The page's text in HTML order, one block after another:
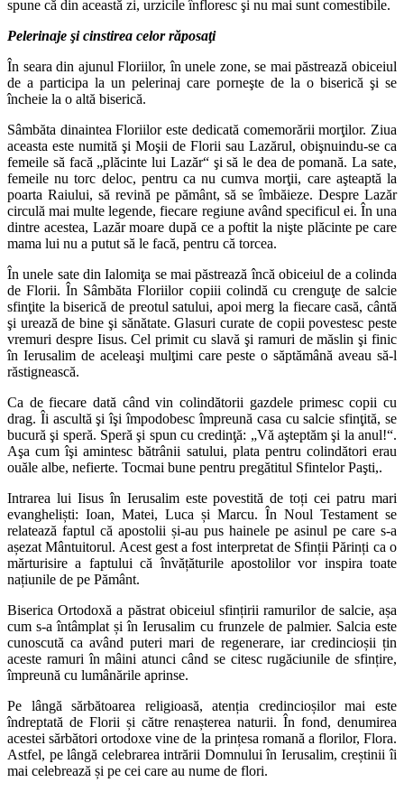
spune că din această zi, urzicile înfloresc şi nu mai sunt comestibile.
Pelerinaje şi cinstirea celor răposaţi
În seara din ajunul Floriilor, în unele zone, se mai păstrează obiceiul
de a participa la un pelerinaj care porneşte de la o biserică şi se
încheie la o altă biserică.
Sâmbăta dinaintea Floriilor este dedicată comemorării morţilor. Ziua
aceasta este numită şi Moşii de Florii sau Lazărul, obişnuindu-se ca
femeile să facă „plăcinte lui Lazăr“ şi să le dea de pomană. La sate,
femeile nu torc deloc, pentru ca nu cumva morţii, care aşteaptă la
poarta Raiului, să revină pe pământ, să se îmbăieze. Despre Lazăr
circulă mai multe legende, fiecare regiune având specificul ei. În una
dintre acestea, Lazăr moare după ce a poftit la nişte plăcinte pe care
mama lui nu a putut să le facă, pentru că torcea.
În unele sate din Ialomiţa se mai păstrează încă obiceiul de a colinda
de Florii. În Sâmbăta Floriilor copiii colindă cu crenguţe de salcie
sfinţite la biserică de preotul satului, apoi merg la fiecare casă, cântă
şi urează de bine şi sănătate. Glasuri curate de copii povestesc peste
vremuri despre Iisus. Cel primit cu slavă şi ramuri de măslin şi finic
în Ierusalim de aceleaşi mulţimi care peste o săptămână aveau să-l
răstignească.
Ca de fiecare dată când vin colindătorii gazdele primesc copii cu
drag. Îi ascultă şi îşi împodobesc împreună casa cu salcie sfinţită, se
bucură şi speră. Speră şi spun cu credinţă: „Vă aşteptăm şi la anul!“.
Aşa cum îşi amintesc bătrânii satului, plata pentru colindători erau
ouăle albe, nefierte. Tocmai bune pentru pregătitul Sfintelor Paşti,.
Intrarea lui Iisus în Ierusalim este povestită de toți cei patru mari
evangheliști: Ioan, Matei, Luca și Marcu. În Noul Testament se
relatează faptul că apostolii și-au pus hainele pe asinul pe care s-a
așezat Mântuitorul. Acest gest a fost interpretat de Sfinții Părinți ca o
mărturisire a faptului că învățăturile apostolilor vor inspira toate
națiunile de pe Pământ.
Biserica Ortodoxă a păstrat obiceiul sfințirii ramurilor de salcie, așa
cum s-a întâmplat și în Ierusalim cu frunzele de palmier. Salcia este
cunoscută ca având puteri mari de regenerare, iar credincioșii țin
aceste ramuri în mâini atunci când se citesc rugăciunile de sfințire,
împreună cu lumânările aprinse.
Pe lângă sărbătoarea religioasă, atenția credincioșilor mai este
îndreptată de Florii și către renașterea naturii. În fond, denumirea
acestei sărbători ortodoxe vine de la prințesa romană a florilor, Flora.
Astfel, pe lângă celebrarea intrării Domnului în Ierusalim, creștinii îi
mai celebrează și pe cei care au nume de flori.